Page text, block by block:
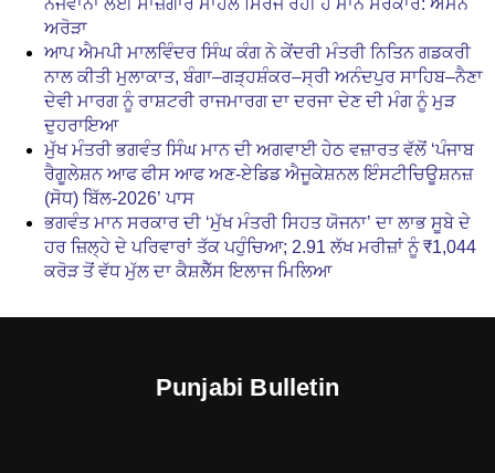
ਅਰੋੜਾ
ਆਪ ਐਮਪੀ ਮਾਲਵਿੰਦਰ ਸਿੰਘ ਕੰਗ ਨੇ ਕੇਂਦਰੀ ਮੰਤਰੀ ਨਿਤਿਨ ਗਡਕਰੀ
ਨਾਲ ਕੀਤੀ ਮੁਲਾਕਾਤ, ਬੰਗਾ–ਗੜ੍ਹਸ਼ੰਕਰ–ਸ੍ਰੀ ਅਨੰਦਪੁਰ ਸਾਹਿਬ–ਨੈਣਾ
ਦੇਵੀ ਮਾਰਗ ਨੂੰ ਰਾਸ਼ਟਰੀ ਰਾਜਮਾਰਗ ਦਾ ਦਰਜਾ ਦੇਣ ਦੀ ਮੰਗ ਨੂੰ ਮੁੜ
ਦੁਹਰਾਇਆ
ਮੁੱਖ ਮੰਤਰੀ ਭਗਵੰਤ ਸਿੰਘ ਮਾਨ ਦੀ ਅਗਵਾਈ ਹੇਠ ਵਜ਼ਾਰਤ ਵੱਲੋਂ ‘ਪੰਜਾਬ
ਰੈਗੂਲੇਸ਼ਨ ਆਫ ਫੀਸ ਆਫ ਅਣ-ਏਡਿਡ ਐਜੂਕੇਸ਼ਨਲ ਇੰਸਟੀਚਿਊਸ਼ਨਜ਼
(ਸੋਧ) ਬਿੱਲ-2026’ ਪਾਸ
ਭਗਵੰਤ ਮਾਨ ਸਰਕਾਰ ਦੀ ‘ਮੁੱਖ ਮੰਤਰੀ ਸਿਹਤ ਯੋਜਨਾ’ ਦਾ ਲਾਭ ਸੂਬੇ ਦੇ
ਹਰ ਜ਼ਿਲ੍ਹੇ ਦੇ ਪਰਿਵਾਰਾਂ ਤੱਕ ਪਹੁੰਚਿਆ; 2.91 ਲੱਖ ਮਰੀਜ਼ਾਂ ਨੂੰ ₹1,044
ਕਰੋੜ ਤੋਂ ਵੱਧ ਮੁੱਲ ਦਾ ਕੈਸ਼ਲੈੱਸ ਇਲਾਜ ਮਿਲਿਆ
Punjabi Bulletin